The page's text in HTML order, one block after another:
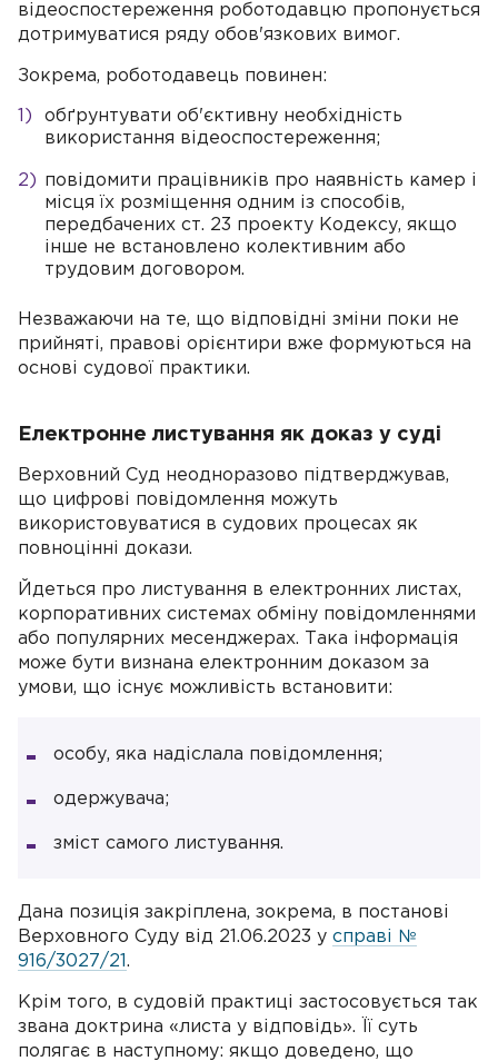
відеоспостереження роботодавцю пропонується
дотримуватися ряду обов'язкових вимог.
Зокрема, роботодавець повинен:
обґрунтувати об'єктивну необхідність
використання відеоспостереження;
повідомити працівників про наявність камер і
місця їх розміщення одним із способів,
передбачених ст. 23 проекту Кодексу, якщо
інше не встановлено колективним або
трудовим договором.
Незважаючи на те, що відповідні зміни поки не
прийняті, правові орієнтири вже формуються на
основі судової практики.
Електронне листування як доказ у суді
Верховний Суд неодноразово підтверджував,
що цифрові повідомлення можуть
використовуватися в судових процесах як
повноцінні докази.
Йдеться про листування в електронних листах,
корпоративних системах обміну повідомленнями
або популярних месенджерах. Така інформація
може бути визнана електронним доказом за
умови, що існує можливість встановити:
особу, яка надіслала повідомлення;
одержувача;
зміст самого листування.
Дана позиція закріплена, зокрема, в постанові
Верховного Суду від 21.06.2023 у справі №
916/3027/21 .
Крім того, в судовій практиці застосовується так
звана доктрина «листа у відповідь». Її суть
полягає в наступному: якщо доведено, що